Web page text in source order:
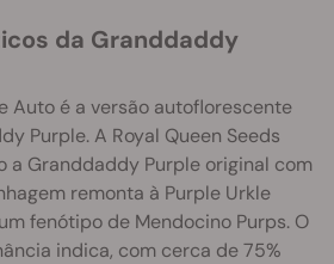
Auto é a versão autoflorescente
Purple. A Royal Queen Seeds
a Granddaddy Purple original com
remonta à Purple Urkle
fenótipo de Mendocino Purps. O
indica, com cerca de 75%